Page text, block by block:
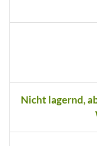
Nicht lagernd,